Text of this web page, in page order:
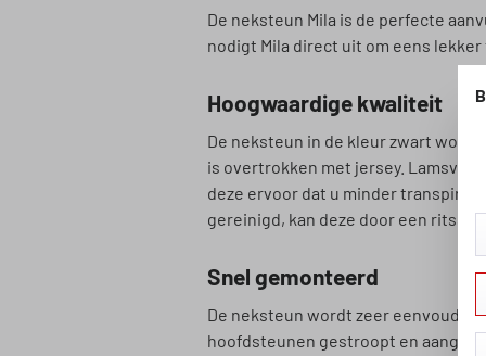
De neksteun Mila is de perfecte
nodigt Mila direct uit om eens
Hoogwaardige kwaliteit
De neksteun in de kleur zwart
is overtrokken met jersey.
deze ervoor dat u minder
gereinigd, kan deze door een
Snel gemonteerd
De neksteun wordt zeer eenvoudig
hoofdsteunen gestroopt en